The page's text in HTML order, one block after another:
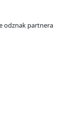
odznak partnera